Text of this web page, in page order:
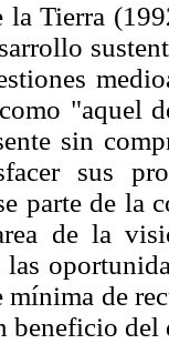
la Tierra
"aquel
sin
sus
parte de la
de la
mínima de
beneficio del